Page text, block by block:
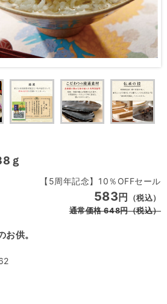
ｇ
供。
【5周年記念】10％OFFセール
583円
（税込）
通常価格648円（税込）